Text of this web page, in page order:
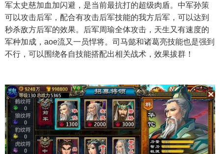
军太史慈加血加闪避，是当前最抗打的超级肉盾。中军孙策
可以攻击后军，配合有攻击后军技能的我方后军，可以达到
秒杀敌方后军的效果。后军周瑜全体攻击，天生又有速度的
军种加成，aoe流又一员悍将。司马懿和诸葛亮技能也是强到
不行，可以围绕各自技能搭配出相关战术，效果拔群！